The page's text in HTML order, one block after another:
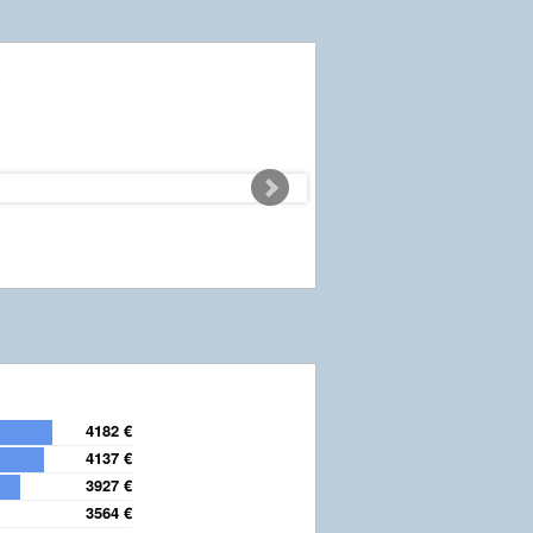
4182 €
4137 €
3927 €
3564 €